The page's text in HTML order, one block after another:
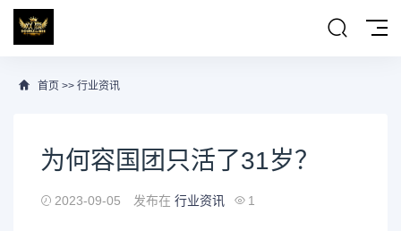
首页 >> 行业资讯
为何容国团只活了31岁？
2023-09-05 发布在 行业资讯 1